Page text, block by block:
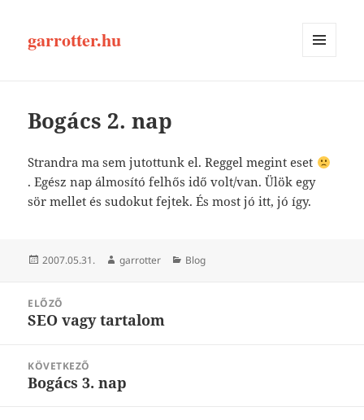
garrotter.hu
Bogács 2. nap
Strandra ma sem jutottunk el. Reggel megint eset
. Egész nap álmosító felhős idő volt/van. Ülök egy
sör mellet és sudokut fejtek. És most jó itt, jó így.
Közzétéve
2007.05.31. Szerző
garrotter Kategória
Blog
navigáció
ELŐZŐ
Korábbi
SEO vagy tartalom
KÖVETKEZŐ
Következő
Bogács 3. nap